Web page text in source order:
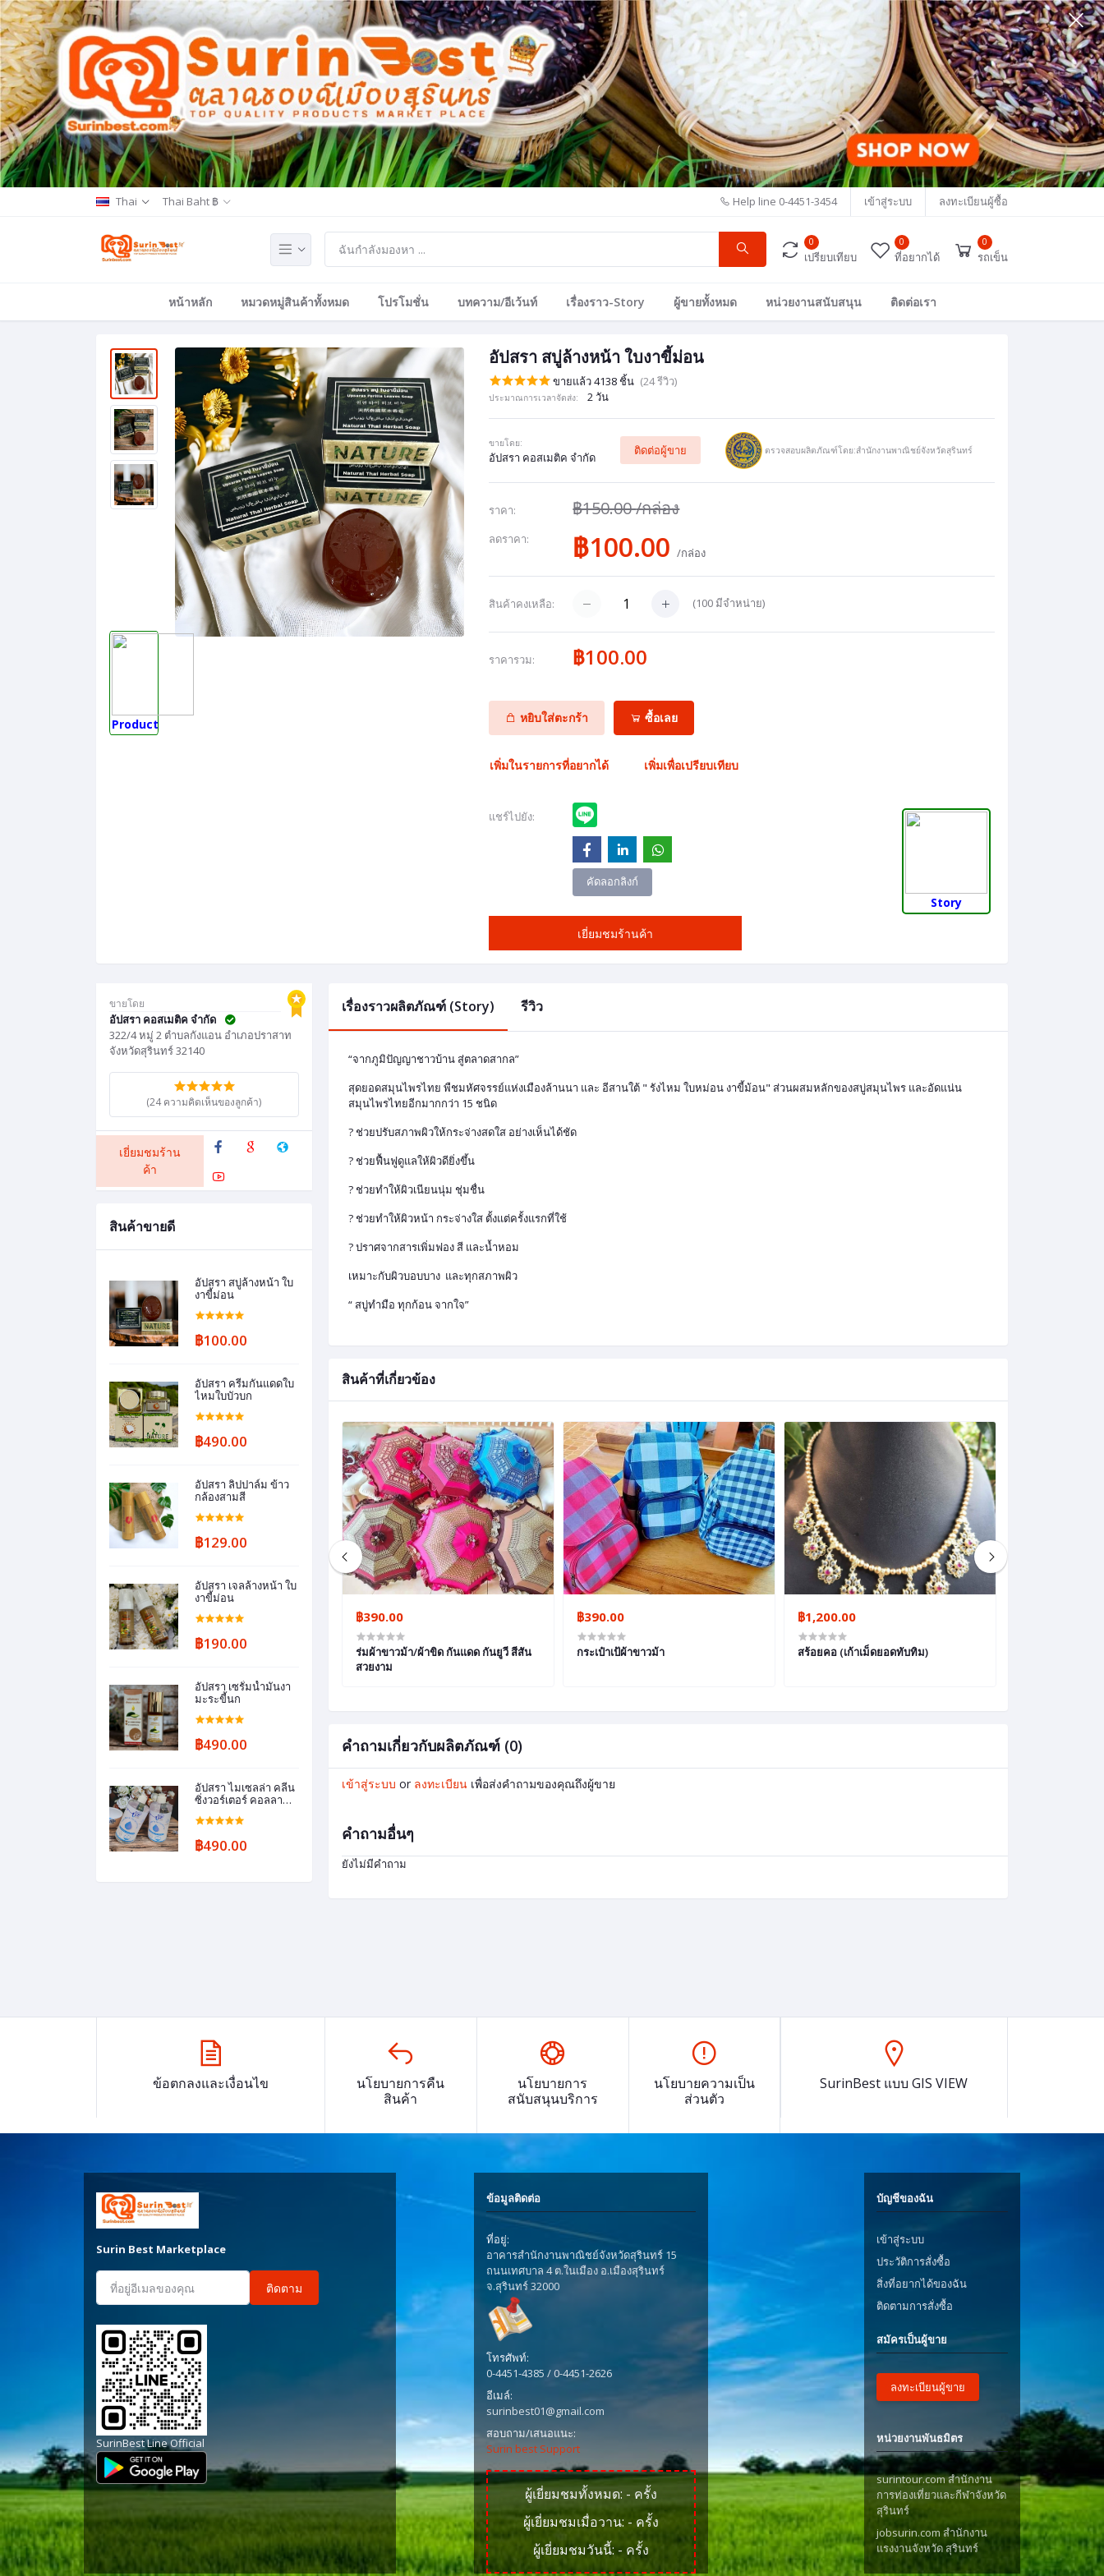
Thai Thai Baht ฿ Help line 0-4451-3454 เข้าสู่ระบบ ลงทะเบียนผู้ซื้อ
0
เปรียบเทียบ
0
ที่อยากได้
0
รถเข็น
หน้าหลัก หมวดหมู่สินค้าทั้งหมด โปรโมชั่น บทความ/อีเว้นท์ เรื่องราว-Story ผู้ขายทั้งหมด หน่วยงานสนับสนุน ติดต่อเรา
Product
อัปสรา สบู่ล้างหน้า ใบงาขี้ม่อน
ขายแล้ว 4138 ชิ้น (24 รีวิว)
ประมาณการเวลาจัดส่ง: 2 วัน
ขายโดย:
อัปสรา คอสเมติค จำกัด
ติดต่อผู้ขาย ตรวจสอบผลิตภัณฑ์โดย:สำนักงานพาณิชย์จังหวัดสุรินทร์
ราคา: ฿150.00/กล่อง
ลดราคา: ฿100.00/กล่อง
สินค้าคงเหลือ: (100มีจำหน่าย)
ราคารวม: ฿100.00
หยิบใส่ตะกร้า ซื้อเลย
เพิ่มในรายการที่อยากได้ เพิ่มเพื่อเปรียบเทียบ
แชร์ไปยัง:
คัดลอกลิงก์
เยี่ยมชมร้านค้า
Story
ขายโดย
อัปสรา คอสเมติค จำกัด
322/4 หมู่ 2 ตำบลกังแอน อำเภอปราสาท
จังหวัดสุรินทร์ 32140
(24 ความคิดเห็นของลูกค้า)
เยี่ยมชมร้าน
ค้า
สินค้าขายดี
อัปสรา สบู่ล้างหน้า ใบ
งาขี้ม่อน
฿100.00
อัปสรา ครีมกันแดดใบ
ไหมใบบัวบก
฿490.00
อัปสรา ลิปปาล์ม ข้าว
กล้องสามสี
฿129.00
อัปสรา เจลล้างหน้า ใบ
งาขี้ม่อน
฿190.00
อัปสรา เซรั่มน้ำมันงา
มะระขี้นก
฿490.00
อัปสรา ไมเซลล่า คลีน
ซิ่งวอร์เตอร์ คอลลา
เจน
฿490.00
เรื่องราวผลิตภัณฑ์ (Story) รีวิว
“จากภูมิปัญญาชาวบ้าน สู่ตลาดสากล”
สุดยอดสมุนไพรไทย พืชมหัศจรรย์แห่งเมืองล้านนา และ อีสานใต้ " รังไหม ใบหม่อน งาขี้ม้อน" ส่วนผสมหลักของสบู่สมุนไพร และอัดแน่น
สมุนไพรไทยอีกมากกว่า 15 ชนิด
? ช่วยปรับสภาพผิวให้กระจ่างสดใส อย่างเห็นได้ชัด
? ช่วยฟื้นฟูดูแลให้ผิวดียิ่งขึ้น
? ช่วยทำให้ผิวเนียนนุ่ม ชุ่มชื่น
? ช่วยทำให้ผิวหน้า กระจ่างใส ตั้งแต่ครั้งแรกที่ใช้
? ปราศจากสารเพิ่มฟอง สี และน้ำหอม
เหมาะกับผิวบอบบาง และทุกสภาพผิว
“ สบู่ทำมือ ทุกก้อน จากใจ”
สินค้าที่เกี่ยวข้อง
฿190.00
อัปสรา เจลล้างหน้า ใบงาขี้ม่อน
฿390.00
ร่มผ้าขาวม้า/ผ้าขิด กันแดด กันยูวี สีสัน
สวยงาม
฿390.00
กระเป๋าเป้ผ้าขาวม้า
฿1,200.00
สร้อยคอ (เก้าเม็ดยอดทับทิม)
คำถามเกี่ยวกับผลิตภัณฑ์ (0)
เข้าสู่ระบบ or ลงทะเบียน เพื่อส่งคำถามของคุณถึงผู้ขาย
คำถามอื่นๆ
ยังไม่มีคำถาม
ข้อตกลงและเงื่อนไข
นโยบายการคืน
สินค้า
นโยบายการ
สนับสนุนบริการ
นโยบายความเป็น
ส่วนตัว
SurinBest แบบ GIS VIEW
Surin Best Marketplace
ติดตาม
SurinBest Line Official
ข้อมูลติดต่อ
ที่อยู่:
อาคารสำนักงานพาณิชย์จังหวัดสุรินทร์ 15
ถนนเทศบาล 4 ต.ในเมือง อ.เมืองสุรินทร์
จ.สุรินทร์ 32000
โทรศัพท์:
0-4451-4385 / 0-4451-2626
อีเมล์:
surinbest01@gmail.com
สอบถาม/เสนอแนะ:
Surin best Support
ผู้เยี่ยมชมทั้งหมด: - ครั้ง
ผู้เยี่ยมชมเมื่อวาน: -ครั้ง
ผู้เยี่ยมชมวันนี้: - ครั้ง
บัญชีของฉัน
เข้าสู่ระบบ
ประวัติการสั่งซื้อ
สิ่งที่อยากได้ของฉัน
ติดตามการสั่งซื้อ
สมัครเป็นผู้ขาย
ลงทะเบียนผู้ขาย
หน่วยงานพันธมิตร
surintour.com สำนักงาน
การท่องเที่ยวและกีฬาจังหวัด
สุรินทร์
jobsurin.com สำนักงาน
แรงงานจังหวัด สุรินทร์